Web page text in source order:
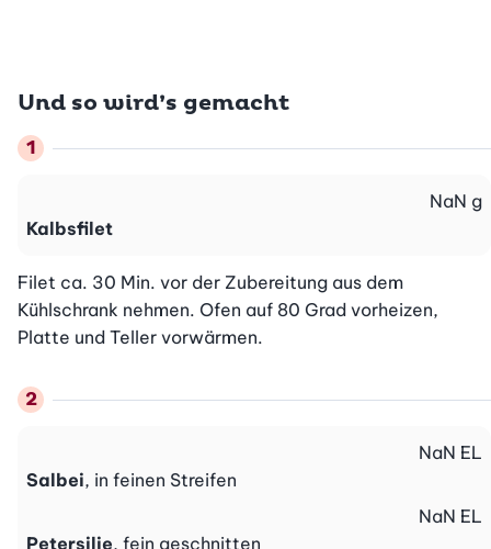
Und so wird’s gemacht
Kalbsfilet
NaN g
Filet ca. 30 Min. vor der Zubereitung aus dem
Kühlschrank nehmen. Ofen auf 80 Grad vorheizen,
Platte und Teller vorwärmen.
Salbei, in feinen Streifen
NaN EL
Petersilie, fein geschnitten
NaN EL